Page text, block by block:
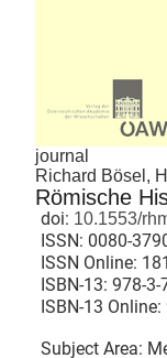
journal
Richard Bösel,
Römische
doi: 10.1553/
ISSN: 0080-
ISSN Online:
ISBN-13: 978-3-
ISBN-13 Online:
Subject Area: